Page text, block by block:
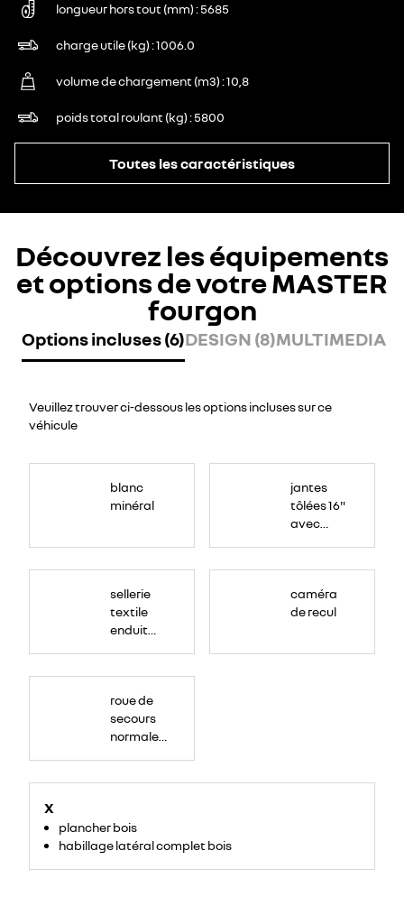
longueur hors tout (mm) 5685
charge utile (kg) 1006.0
volume de chargement (m3) 10,8
poids total roulant (kg) 5800
Toutes les caractéristiques
Découvrez les équipements
et options de votre MASTER
fourgon
Options incluses (6)DESIGN (8)MULTIMEDIA
Veuillez trouver ci-dessous les options incluses sur ce
véhicule
blanc
minéral
jantes
tôlées 16"
avec
sellerie
textile
enduit
caméra
de recul
roue de
secours
normale
X
plancher bois
habillage latéral complet bois